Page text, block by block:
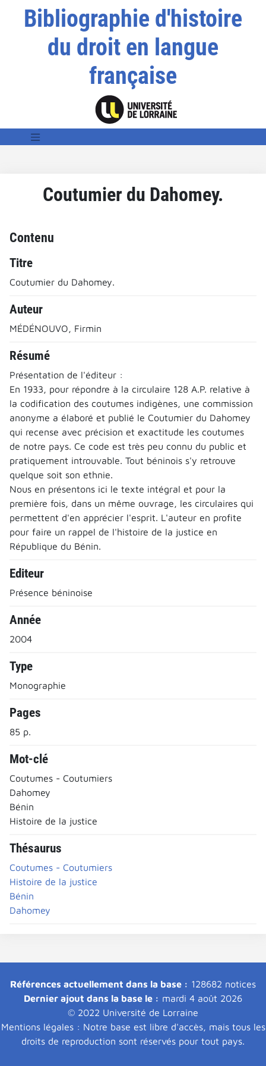
Bibliographie d'histoire
du droit en langue
française
Coutumier du Dahomey.
Contenu
Titre
Coutumier du Dahomey.
Auteur
MÉDÉNOUVO, Firmin
Résumé
Présentation de l'éditeur :
En 1933, pour répondre à la circulaire 128 A.P. relative à
la codification des coutumes indigènes, une commission
anonyme a élaboré et publié le Coutumier du Dahomey
qui recense avec précision et exactitude les coutumes
de notre pays. Ce code est très peu connu du public et
pratiquement introuvable. Tout béninois s'y retrouve
quelque soit son ethnie.
Nous en présentons ici le texte intégral et pour la
première fois, dans un même ouvrage, les circulaires qui
permettent d'en apprécier l'esprit. L'auteur en profite
pour faire un rappel de l'histoire de la justice en
République du Bénin.
Editeur
Présence béninoise
Année
2004
Type
Monographie
Pages
85 p.
Mot-clé
Coutumes - Coutumiers
Dahomey
Bénin
Histoire de la justice
Thésaurus
Coutumes - Coutumiers
Histoire de la justice
Bénin
Dahomey
Références actuellement dans la base : 128682 notices
Dernier ajout dans la base le : mardi 4 août 2026
© 2022 Université de Lorraine
Mentions légales : Notre base est libre d'accès, mais tous les
droits de reproduction sont réservés pour tout pays.